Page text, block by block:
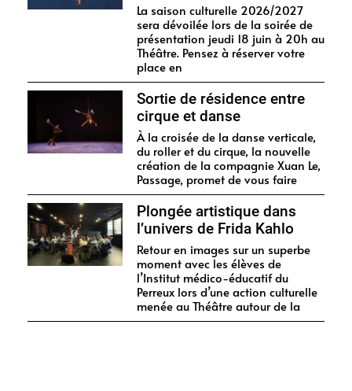
La saison culturelle 2026/2027
sera dévoilée lors de la soirée de
présentation jeudi 18 juin à 20h au
Théâtre. Pensez à réserver votre
place en
Sortie de résidence entre
cirque et danse
À la croisée de la danse verticale,
du roller et du cirque, la nouvelle
création de la compagnie Xuan Le,
Passage, promet de vous faire
Plongée artistique dans
l’univers de Frida Kahlo
Retour en images sur un superbe
moment avec les élèves de
l’Institut médico-éducatif du
Perreux lors d’une action culturelle
menée au Théâtre autour de la